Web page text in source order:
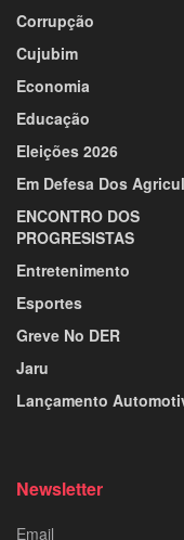
Corrupção
Cujubim
Economia
Educação
Eleições 2026
Em Defesa Dos
ENCONTRO DOS
PROGRESISTAS
Entretenimento
Esportes
Greve No DER
Jaru
Lançamento
Newsletter
Email